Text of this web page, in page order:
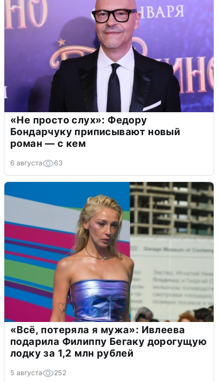
«Не просто слух»: Федору
Бондарчуку приписывают новый
роман — с кем
6 августа 63
«Всё, потеряла я мужа»: Ивлеева
подарила Филиппу Бегаку дорогущую
лодку за 1,2 млн рублей
5 августа 252